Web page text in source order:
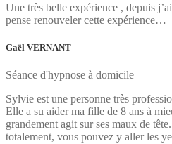
Une très belle expérience , depuis
pense renouveler cette expérience…
Gaël VERNANT
Séance d'hypnose à domicile
Sylvie est une personne très
Elle a su aider ma fille de 8 ans à
grandement agit sur ses maux de
totalement, vous pouvez y aller les